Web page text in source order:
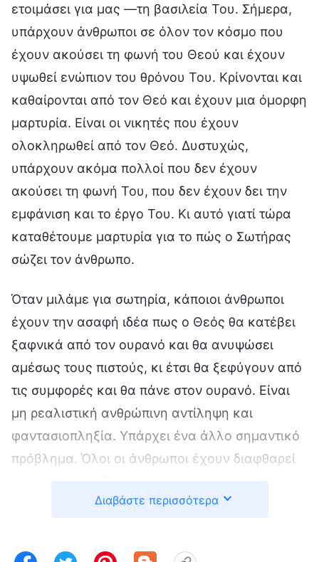
ετοιμάσει για μας —τη βασιλεία Του. Σήμερα,
υπάρχουν άνθρωποι σε όλον τον κόσμο που
έχουν ακούσει τη φωνή του Θεού και έχουν
υψωθεί ενώπιον του θρόνου Του. Κρίνονται και
καθαίρονται από τον Θεό και έχουν μια όμορφη
μαρτυρία. Είναι οι νικητές που έχουν
ολοκληρωθεί από τον Θεό. Δυστυχώς,
υπάρχουν ακόμα πολλοί που δεν έχουν
ακούσει τη φωνή Του, που δεν έχουν δει την
εμφάνιση και το έργο Του. Κι αυτό γιατί τώρα
καταθέτουμε μαρτυρία για το πώς ο Σωτήρας
σώζει τον άνθρωπο.
Όταν μιλάμε για σωτηρία, κάποιοι άνθρωποι
έχουν την ασαφή ιδέα πως ο Θεός θα κατέβει
ξαφνικά από τον ουρανό και θα ανυψώσει
αμέσως τους πιστούς, κι έτσι θα ξεφύγουν από
τις συμφορές και θα πάνε στον ουρανό. Είναι
μη ρεαλιστική ανθρώπινη αντίληψη και
φαντασιοπληξία. Υπάρχει ένα άλλο σημαντικό
πρόβλημα. Όλοι οι άνθρωποι έχουν διαφθαρεί
φύση. Όλοι ζουν στην αμαρτία, γεμάτοι βρωμιά
αρπαχτούμε απευθείας; Είμαστε άξιοι της
Διαβάστε περισσότερα